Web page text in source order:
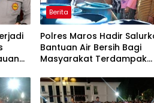
Berita
Polres Maros Hadir
Bantuan Air Bersih Bagi
Masyarakat Terdampak